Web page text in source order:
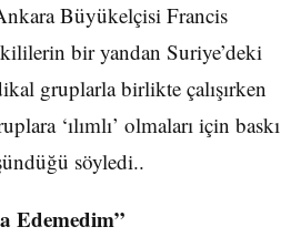
Büyükelçisi Francis
bir yandan Suriye’deki
gruplarla birlikte çalışırken
‘ılımlı’ olmaları için baskı
söyledi..
Edemedim”